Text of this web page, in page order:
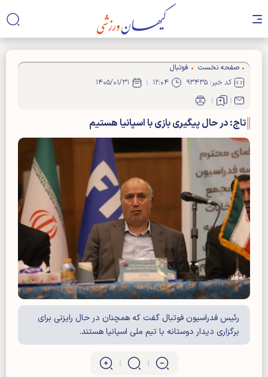
صفحه نخست
فوتبال
کد خبر: ۹۳۴۳۵
۱۲:۰۴ ۱۴۰۵/۰۱/۳۱
تاج: در حال پیگیری بازی با اسپانیا هستیم
رئیس فدراسیون فوتبال گفت که همچنان در حال رایزنی برای
برگزاری دیدار دوستانه با تیم ملی اسپانیا هستند.